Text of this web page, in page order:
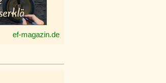
ef-magazin.de